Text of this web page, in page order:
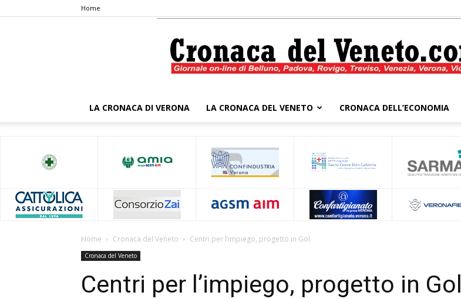
Home
Veneto
LA CRONACA DI VERONA LA CRONACA DEL VENETO CRONACA DELL’ECONOMIA
Home Cronaca del Veneto Centri per l’impiego, progetto in Gol
Cronaca del Veneto
Centri per l’impiego, progetto in Gol